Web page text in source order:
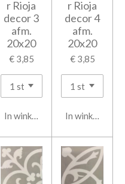
r Rioja
decor 3
afm.
20x20
€ 3,85
In winkelwagen
r Rioja
decor 4
afm.
20x20
€ 3,85
In